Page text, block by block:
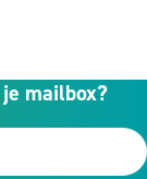
mailbox?